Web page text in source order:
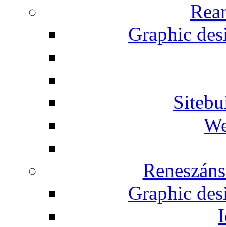
Graphic
Graphic